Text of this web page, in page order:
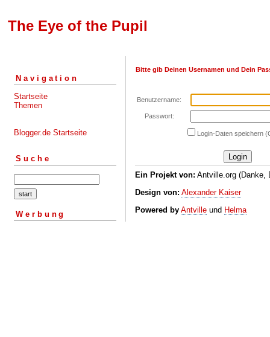
The Eye of the Pupil
Navigation
Startseite
Themen
Blogger.de Startseite
Suche
Werbung
Bitte gib Deinen Usernamen und Dein
Benutzername:
Passwort:
Login-Daten speichern
Ein Projekt von: Antville.org (Danke,
Design von: Alexander Kaiser
Powered by Antville und Helma